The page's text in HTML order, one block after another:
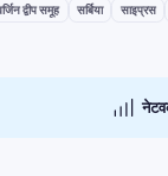
द्वीप समूह सर्बिया साइप्रस